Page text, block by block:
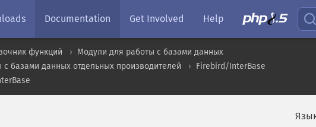
Documentation Get Involved Help
функций
Модули для работы с базами данных
базами данных отдельных производителей
Firebird/InterBase